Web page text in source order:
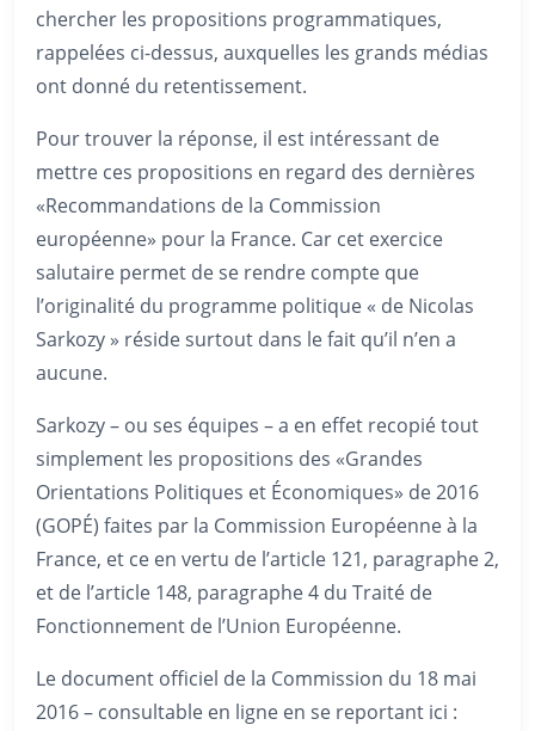
chercher les propositions programmatiques,
rappelées ci-dessus, auxquelles les grands médias
ont donné du retentissement.
Pour trouver la réponse, il est intéressant de
mettre ces propositions en regard des dernières
«Recommandations de la Commission
européenne» pour la France. Car cet exercice
salutaire permet de se rendre compte que
l’originalité du programme politique « de Nicolas
Sarkozy » réside surtout dans le fait qu’il n’en a
aucune.
Sarkozy – ou ses équipes – a en effet recopié tout
simplement les propositions des «Grandes
Orientations Politiques et Économiques» de 2016
(GOPÉ) faites par la Commission Européenne à la
France, et ce en vertu de l’article 121, paragraphe 2,
et de l’article 148, paragraphe 4 du Traité de
Fonctionnement de l’Union Européenne.
Le document officiel de la Commission du 18 mai
2016 – consultable en ligne en se reportant ici :